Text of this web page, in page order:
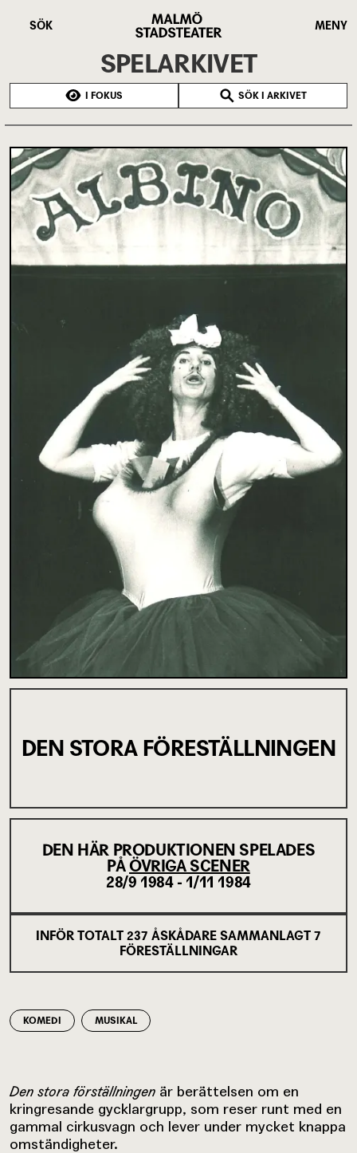
SÖK
Stadsteater
MENY
SPELARKIVET
I FOKUS SÖK I ARKIVET
DEN STORA FÖRESTÄLLNINGEN
DEN HÄR PRODUKTIONEN SPELADES
PÅÖVRIGA SCENER
28/9 1984 - 1/11 1984
INFÖR TOTALT 237 ÅSKÅDARE SAMMANLAGT 7
FÖRESTÄLLNINGAR
KOMEDI MUSIKAL
Den stora förställningen är berättelsen om en
kringresande gycklargrupp, som reser runt med en
gammal cirkusvagn och lever under mycket knappa
omständigheter.